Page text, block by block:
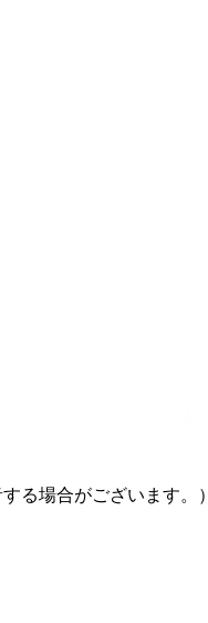
る場合がございます。）